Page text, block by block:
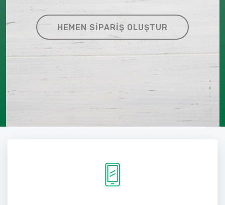
HEMEN SIPARIŞ OLUŞTUR